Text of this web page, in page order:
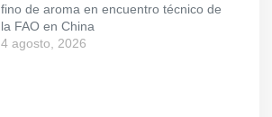
fino de aroma en encuentro técnico de
la FAO en China
4 agosto, 2026